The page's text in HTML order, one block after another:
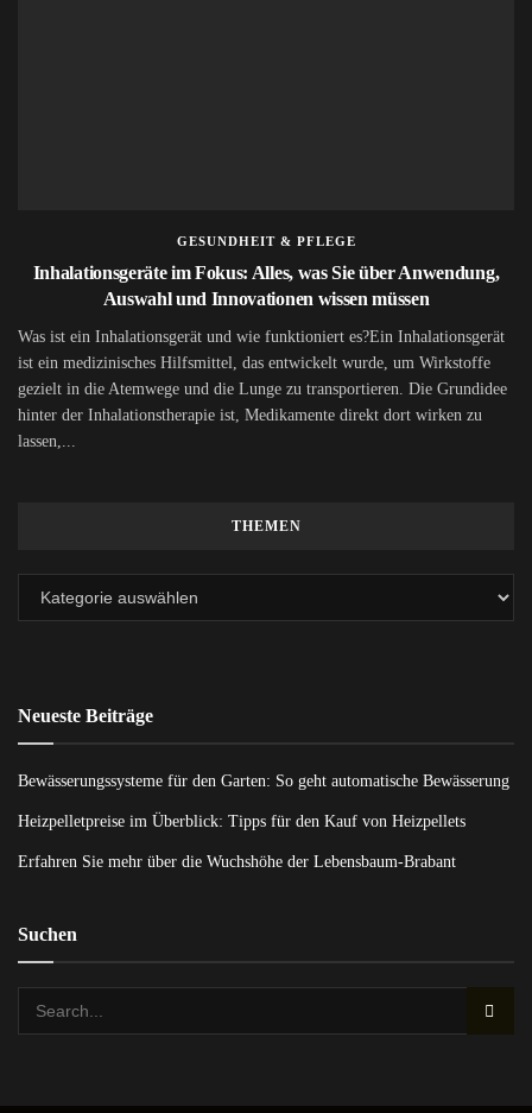
GESUNDHEIT & PFLEGE
Inhalationsgeräte im Fokus: Alles, was Sie über Anwendung,
Auswahl und Innovationen wissen müssen
Was ist ein Inhalationsgerät und wie funktioniert es?Ein Inhalationsgerät
ist ein medizinisches Hilfsmittel, das entwickelt wurde, um Wirkstoffe
gezielt in die Atemwege und die Lunge zu transportieren. Die Grundidee
hinter der Inhalationstherapie ist, Medikamente direkt dort wirken zu
lassen,...
THEMEN
Neueste Beiträge
Bewässerungssysteme für den Garten: So geht automatische Bewässerung
Heizpelletpreise im Überblick: Tipps für den Kauf von Heizpellets
Erfahren Sie mehr über die Wuchshöhe der Lebensbaum-Brabant
Suchen